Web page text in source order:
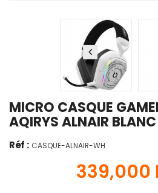
MICRO CASQUE
AQIRYS ALNAIR BLANC
Réf : CASQUE-ALNAIR-WH
339,000